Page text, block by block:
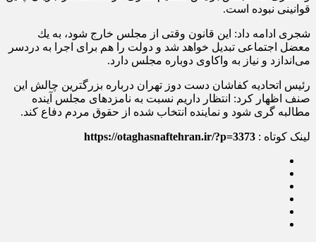
قوانینی نبوده است.
شجری ادامه داد: این قانون وقتی از مجلس خارج شود، به یك
معضل اجتماعی تبدیل خواهد شد و دولت را هم برای اجرا به دردسر
می‌اندازد و نیاز به واكاوی دوباره مجلس دارد.
رئیس اتحادیه كفاشان دست دوز تهران درباره بزرگ‎ترین چالش این
صنف اظهار كرد: انتظار داریم نسبت به نامزدهای مجلس آینده
مطالبه گری شود و نماینده انتخاب شده از حقوق مردم دفاع كند.
لینک کوتاه : https://otaghasnaftehran.ir/?p=3373